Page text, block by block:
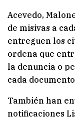
Acevedo,
de misivas a
entreguen los
ordena que
la denuncia o
cada
También han
notificaciones